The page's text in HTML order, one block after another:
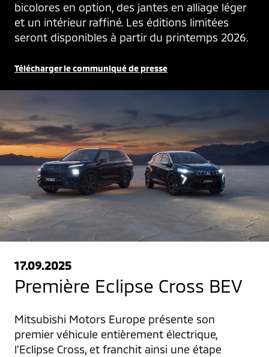
bicolores en option, des jantes en alliage léger
et un intérieur raffiné. Les éditions limitées
seront disponibles à partir du printemps 2026.
Télécharger le communiqué de presse
17.09.2025
Première Eclipse Cross BEV
Mitsubishi Motors Europe présente son
premier véhicule entièrement électrique,
l'Eclipse Cross, et franchit ainsi une étape